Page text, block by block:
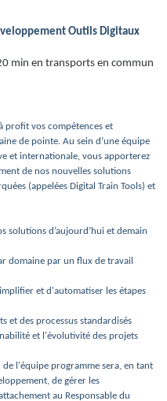
Outils Digitaux
min en transports en commun
profit vos compétences et
de pointe. Au sein d’une équipe
et internationale, vous apporterez
de nos nouvelles solutions
(appelées Digital Train Tools) et
solutions d’aujourd’hui et demain
domaine par un flux de travail
et d'automatiser les étapes
et des processus standardisés
et l'évolutivité des projets
l'équipe programme sera, en tant
de gérer les
au Responsable du